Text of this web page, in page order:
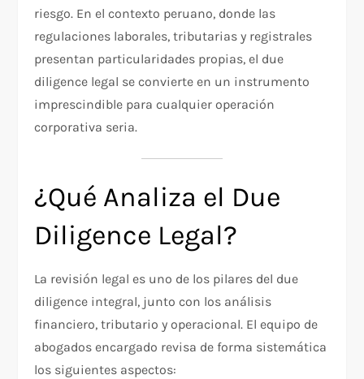
riesgo. En el contexto peruano, donde las
regulaciones laborales, tributarias y registrales
presentan particularidades propias, el due
diligence legal se convierte en un instrumento
imprescindible para cualquier operación
corporativa seria.
¿Qué Analiza el Due
Diligence Legal?
La revisión legal es uno de los pilares del due
diligence integral, junto con los análisis
financiero, tributario y operacional. El equipo de
abogados encargado revisa de forma sistemática
los siguientes aspectos: